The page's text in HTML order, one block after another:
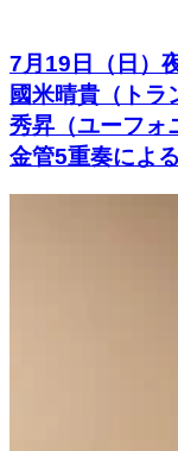
7月19日（日）
國米晴貴（トラ
秀昇（ユーフォ
金管5重奏によ